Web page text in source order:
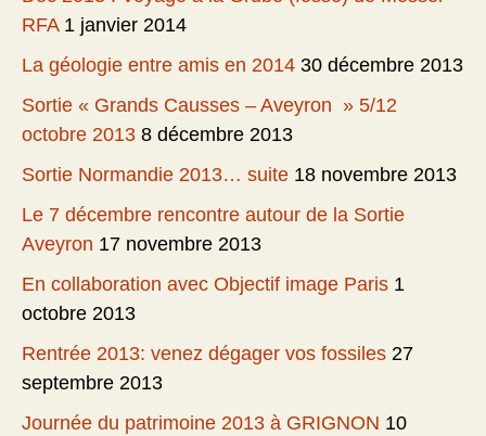
RFA 1 janvier 2014
La géologie entre amis en 2014 30 décembre 2013
Sortie « Grands Causses – Aveyron » 5/12
octobre 2013 8 décembre 2013
Sortie Normandie 2013… suite 18 novembre 2013
Le 7 décembre rencontre autour de la Sortie
Aveyron 17 novembre 2013
En collaboration avec Objectif image Paris 1
octobre 2013
Rentrée 2013: venez dégager vos fossiles 27
septembre 2013
Journée du patrimoine 2013 à GRIGNON 10